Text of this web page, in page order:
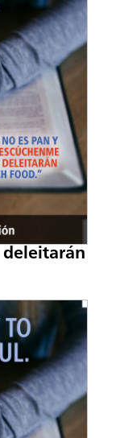
deleitarán